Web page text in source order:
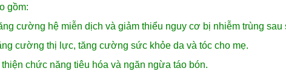
gồm:
cường hệ miễn dịch và giảm thiểu nguy cơ bị nhiễm trùng sau
cường thị lực, tăng cường sức khỏe da và tóc cho mẹ.
chức năng tiêu hóa và ngăn ngừa táo bón.